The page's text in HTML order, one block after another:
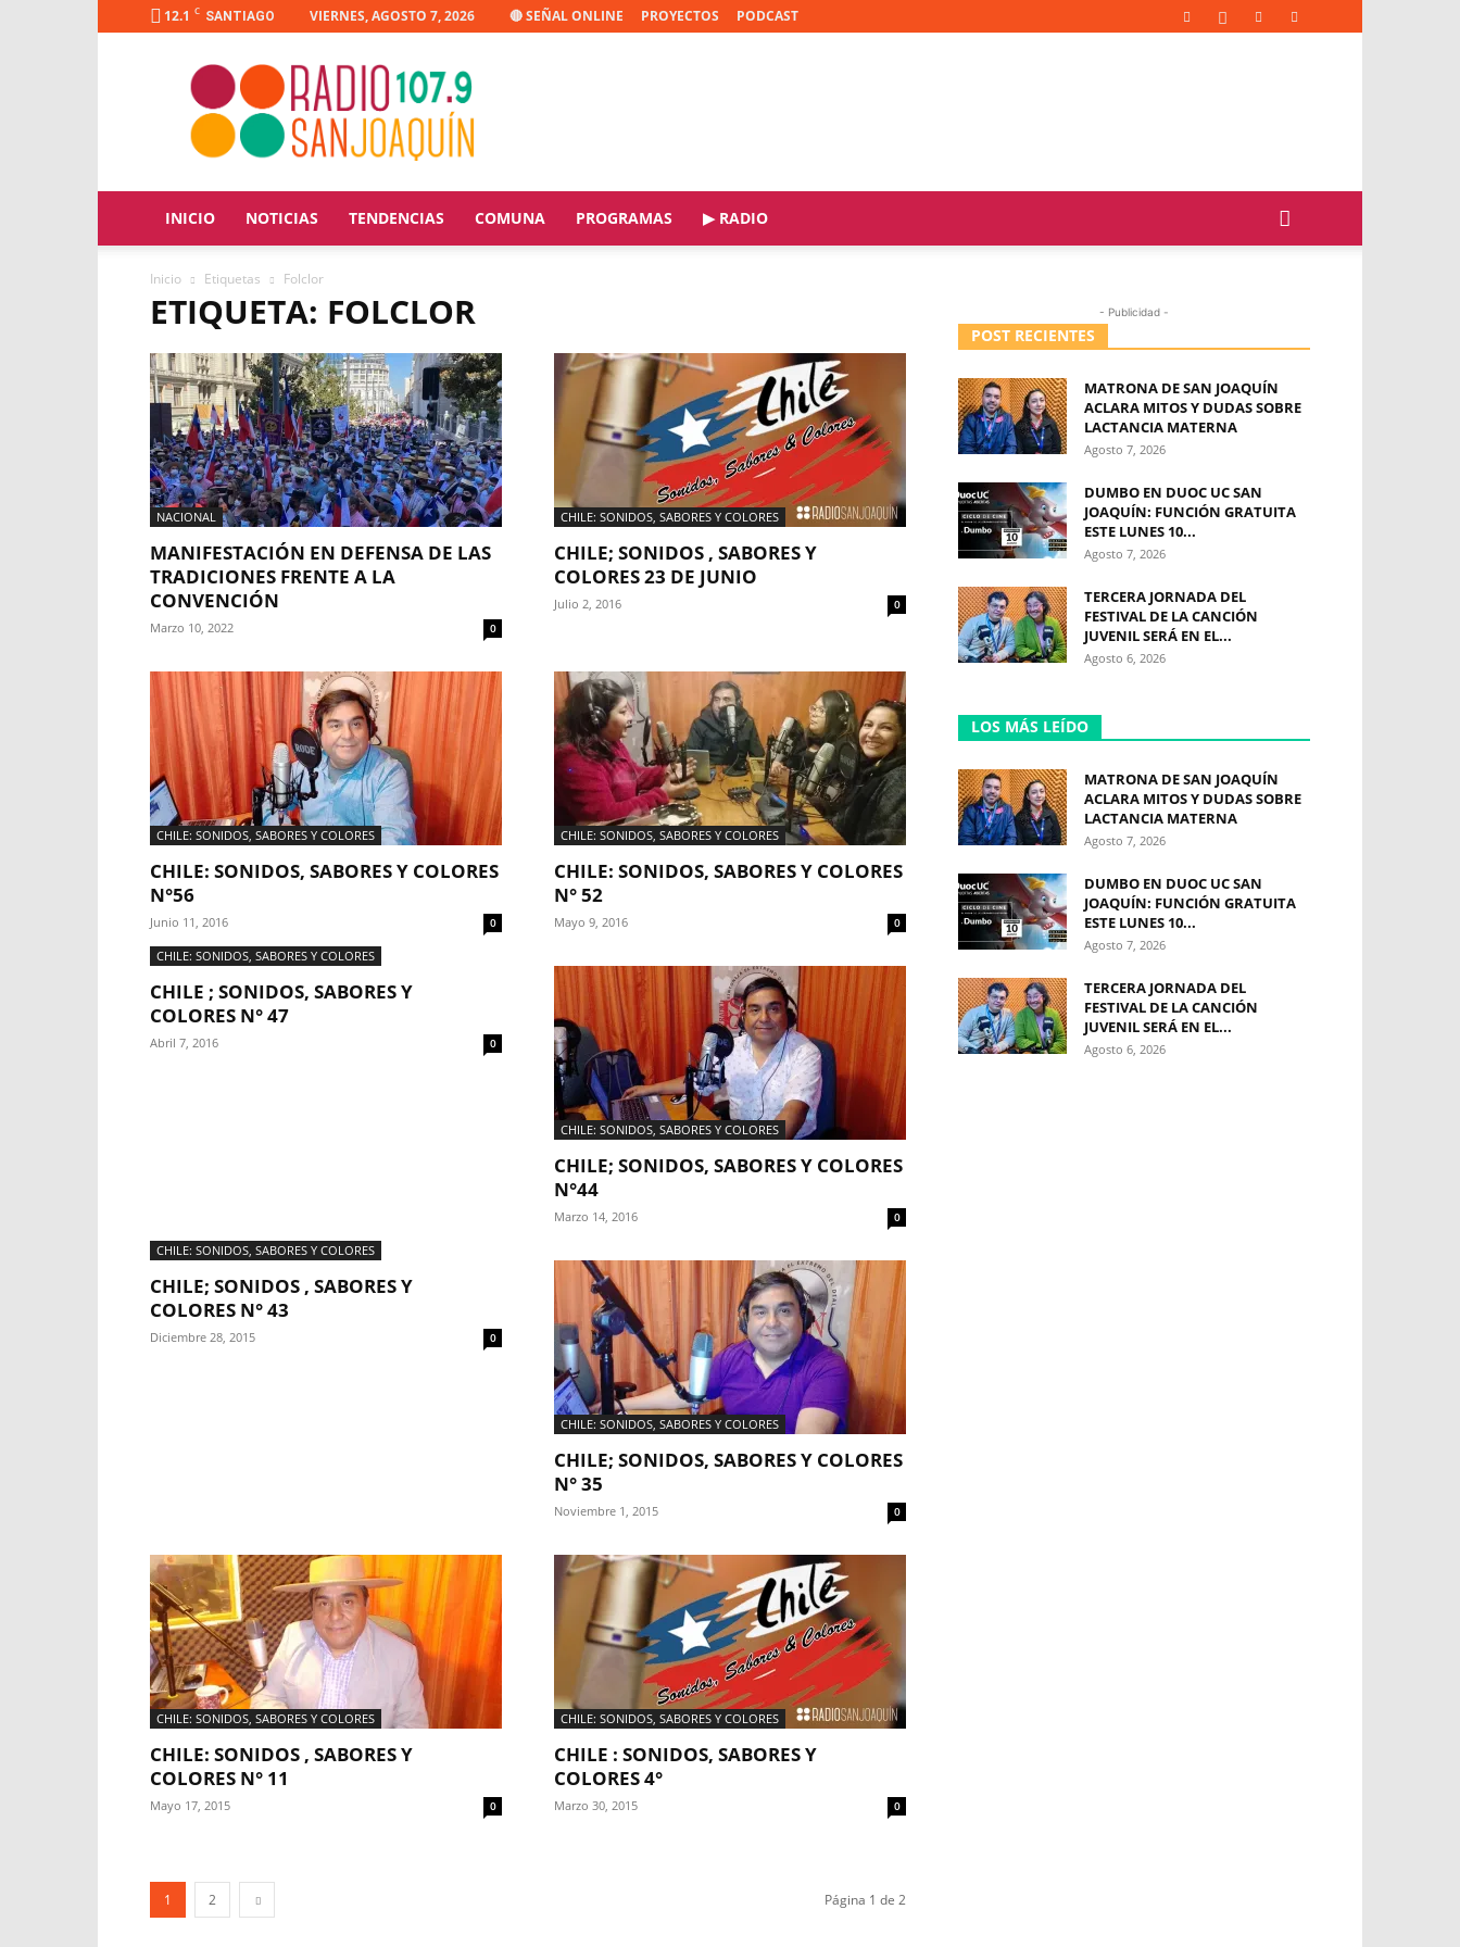
12.1 C SANTIAGO VIERNES, AGOSTO 7, 2026 🔴 SEÑAL ONLINE PROYECTOS PODCAST
Radio
Joaquín
INICIO NOTICIAS TENDENCIAS COMUNA PROGRAMAS ▶ RADIO
Inicio Etiquetas Folclor
ETIQUETA: FOLCLOR
NACIONAL
MANIFESTACIÓN EN DEFENSA DE LAS
TRADICIONES FRENTE A LA
CONVENCIÓN
Marzo 10, 2022 0
CHILE: SONIDOS, SABORES Y COLORES
CHILE; SONIDOS , SABORES Y
COLORES 23 DE JUNIO
Julio 2, 2016 0
CHILE: SONIDOS, SABORES Y COLORES
CHILE: SONIDOS, SABORES Y COLORES
N°56
Junio 11, 2016 0
CHILE: SONIDOS, SABORES Y COLORES
CHILE: SONIDOS, SABORES Y COLORES
N° 52
Mayo 9, 2016 0
CHILE: SONIDOS, SABORES Y COLORES
CHILE ; SONIDOS, SABORES Y
COLORES N° 47
Abril 7, 2016 0
CHILE: SONIDOS, SABORES Y COLORES
CHILE; SONIDOS, SABORES Y COLORES
N°44
Marzo 14, 2016 0
CHILE: SONIDOS, SABORES Y COLORES
CHILE; SONIDOS , SABORES Y
COLORES N° 43
Diciembre 28, 2015 0
CHILE: SONIDOS, SABORES Y COLORES
CHILE; SONIDOS, SABORES Y COLORES
N° 35
Noviembre 1, 2015 0
CHILE: SONIDOS, SABORES Y COLORES
CHILE: SONIDOS , SABORES Y
COLORES N° 11
Mayo 17, 2015 0
CHILE: SONIDOS, SABORES Y COLORES
CHILE : SONIDOS, SABORES Y
COLORES 4°
Marzo 30, 2015 0
1 2 Página 1 de 2
- Publicidad -
POST RECIENTES
MATRONA DE SAN JOAQUÍN
ACLARA MITOS Y DUDAS SOBRE
LACTANCIA MATERNA
Agosto 7, 2026
DUMBO EN DUOC UC SAN
JOAQUÍN: FUNCIÓN GRATUITA
ESTE LUNES 10...
Agosto 7, 2026
TERCERA JORNADA DEL
FESTIVAL DE LA CANCIÓN
JUVENIL SERÁ EN EL...
Agosto 6, 2026
LOS MÁS LEÍDO
MATRONA DE SAN JOAQUÍN
ACLARA MITOS Y DUDAS SOBRE
LACTANCIA MATERNA
Agosto 7, 2026
DUMBO EN DUOC UC SAN
JOAQUÍN: FUNCIÓN GRATUITA
ESTE LUNES 10...
Agosto 7, 2026
TERCERA JORNADA DEL
FESTIVAL DE LA CANCIÓN
JUVENIL SERÁ EN EL...
Agosto 6, 2026